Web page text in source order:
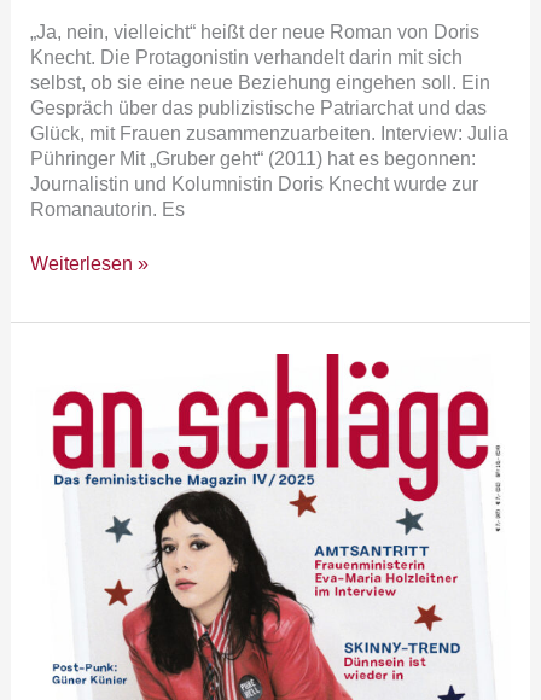
„Ja, nein, vielleicht“ heißt der neue Roman von Doris
Knecht. Die Protagonistin verhandelt darin mit sich
selbst, ob sie eine neue Beziehung eingehen soll. Ein
Gespräch über das publizistische Patriarchat und das
Glück, mit Frauen zusammenzuarbeiten. Interview: Julia
Pühringer Mit „Gruber geht“ (2011) hat es begonnen:
Journalistin und Kolumnistin Doris Knecht wurde zur
Romanautorin. Es
Weiterlesen »